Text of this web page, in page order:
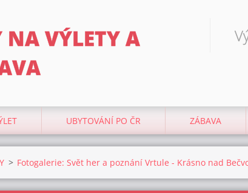
NA VÝLETY A
UBYTOVÁNÍ PO ČR ZÁBAVA
> Fotogalerie: Svět her a poznání Vrtule - Krásno nad